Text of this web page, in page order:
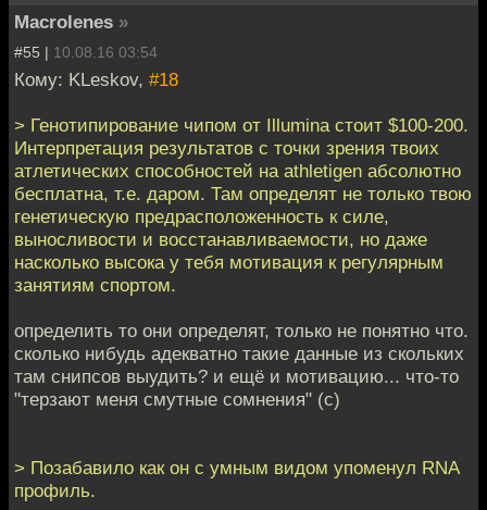
Macrolenes »
#55 | 10.08.16 03:54
Кому: KLeskov, #18
> Генотипирование чипом от Illumina стоит $100-200.
Интерпретация результатов с точки зрения твоих
атлетических способностей на athletigen абсолютно
бесплатна, т.е. даром. Там определят не только твою
генетическую предрасположенность к силе,
выносливости и восстанавливаемости, но даже
насколько высока у тебя мотивация к регулярным
занятиям спортом.
определить то они определят, только не понятно что.
сколько нибудь адекватно такие данные из скольких
там снипсов выудить? и ещё и мотивацию... что-то
"терзают меня смутные сомнения" (с)
> Позабавило как он с умным видом упоменул RNA
профиль.